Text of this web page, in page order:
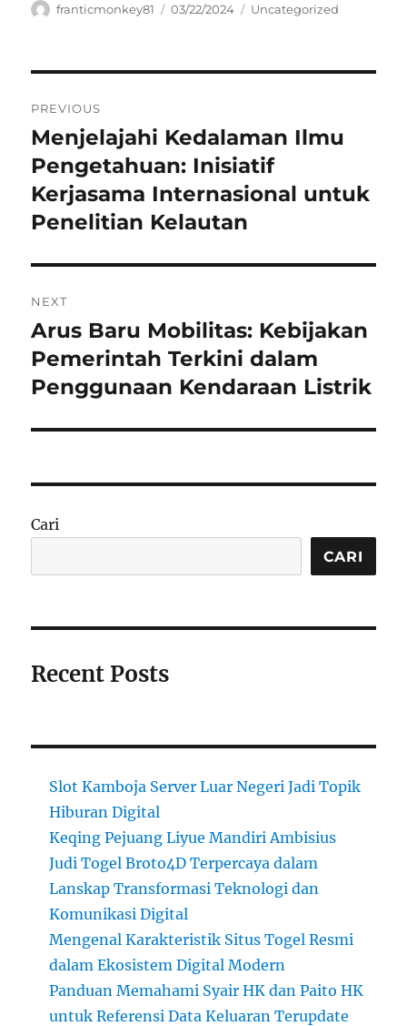
Author
franticmonkey81
Posted
03/22/2024 Categories
Uncategorized
pos
PREVIOUS
Previous
post:
Menjelajahi Kedalaman Ilmu
Pengetahuan: Inisiatif
Kerjasama Internasional untuk
Penelitian Kelautan
NEXT
Next
post:
Arus Baru Mobilitas: Kebijakan
Pemerintah Terkini dalam
Penggunaan Kendaraan Listrik
Cari
CARI
Recent Posts
Slot Kamboja Server Luar Negeri Jadi Topik
Hiburan Digital
Keqing Pejuang Liyue Mandiri Ambisius
Judi Togel Broto4D Terpercaya dalam
Lanskap Transformasi Teknologi dan
Komunikasi Digital
Mengenal Karakteristik Situs Togel Resmi
dalam Ekosistem Digital Modern
Panduan Memahami Syair HK dan Paito HK
untuk Referensi Data Keluaran Terupdate